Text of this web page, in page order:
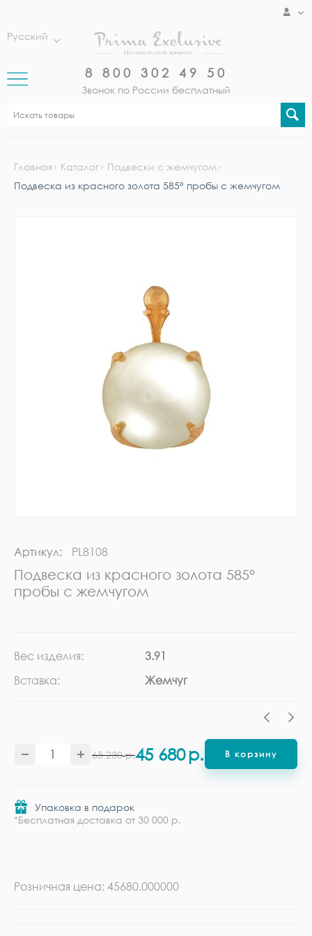
Русский
8 800 302 49 50
Звонок по России бесплатный
Главная Каталог
Подвески с жемчугом
Подвеска из красного золота 585° пробы с жемчугом
Артикул: PL8108
Подвеска из красного золота 585°
пробы с жемчугом
Вес изделия:
3.91
Вставка:
Жемчуг
65 230 р.45 680р. В корзину
Упаковка в подарок
*Бесплатная доставка от 30 000 р.
Розничная цена: 45680.000000